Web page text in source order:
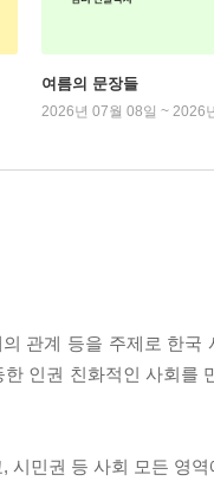
여름의 문장들
2026년 07월 08일 ~ 2026
관계 등을 주제로 한국
인권 친화적인 사회를
시민권 등 사회 모든 영